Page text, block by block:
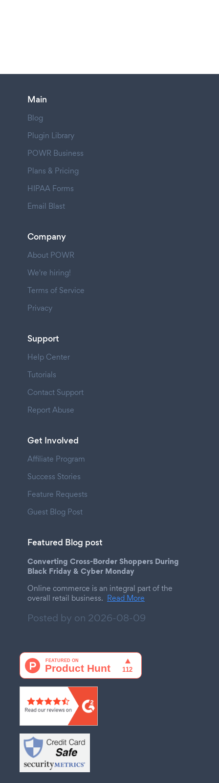
Main
Blog
Plugin Library
POWR Business
Plans & Pricing
HIPAA Forms
Email Blast
Company
About POWR
We're hiring!
Terms of Service
Privacy
Support
Help Center
Tutorials
Contact Support
Report Abuse
Get Involved
Affiliate Program
Success Stories
Feature Requests
Guest Blog Post
Featured Blog post
Converting Cross-Border Shoppers During
Black Friday & Cyber Monday
Online commerce is an integral part of the
overall retail business. Read More
Posted by on 2026-08-09